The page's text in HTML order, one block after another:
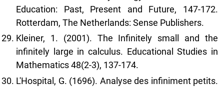
Education: Past, Present and Future, 147-172.
Rotterdam, The Netherlands: Sense Publishers.
Kleiner, 1. (2001). The Infinitely small and the
infinitely large in calculus. Educational Studies in
Mathematics 48(2-3), 137-174.
L'Hospital, G. (1696). Analyse des infiniment petits.